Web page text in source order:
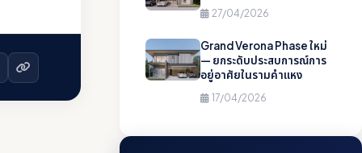
27/04/2026
Grand Verona Phase ใหม่
— ยกระดับประสบการณ์การ
อยู่อาศัยในรามคำแหง
17/04/2026